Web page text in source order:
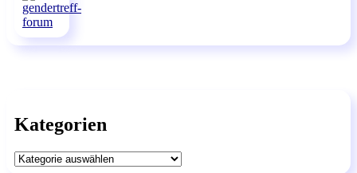
Kategorien
Kategorien